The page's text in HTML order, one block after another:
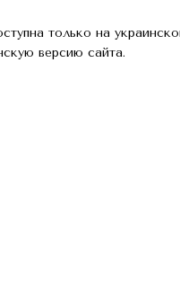
только на
версию сайта.